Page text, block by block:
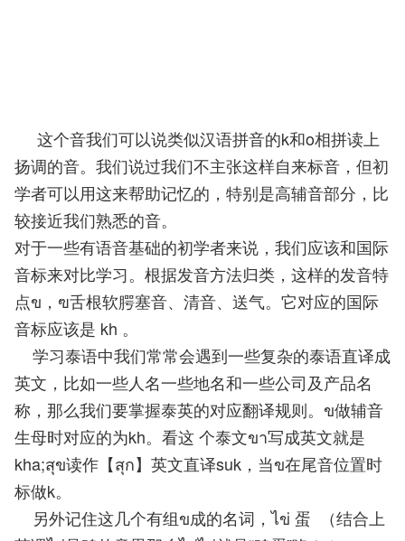
这个音我们可以说类似汉语拼音的k和o相拼读上
扬调的音。我们说过我们不主张这样自来标音，但初
学者可以用这来帮助记忆的，特别是高辅音部分，比
较接近我们熟悉的音。
对于一些有语音基础的初学者来说，我们应该和国际
音标来对比学习。根据发音方法归类，这样的发音特
点ข，ฃ舌根软腭塞音、清音、送气。它对应的国际
音标应该是 kh 。
学习泰语中我们常常会遇到一些复杂的泰语直译成
英文，比如一些人名一些地名和一些公司及产品名
称，那么我们要掌握泰英的对应翻译规则。ข做辅音
生母时对应的为kh。看这 个泰文ขา写成英文就是
kha;สุข读作【สุก】英文直译suk，当ข在尾音位置时
标做k。
另外记住这几个有组ข成的名词，ไข่ 蛋 （结合上